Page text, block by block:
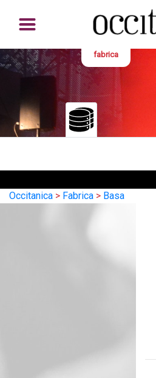
fabrica
Occitanica > Fabrica > Basa